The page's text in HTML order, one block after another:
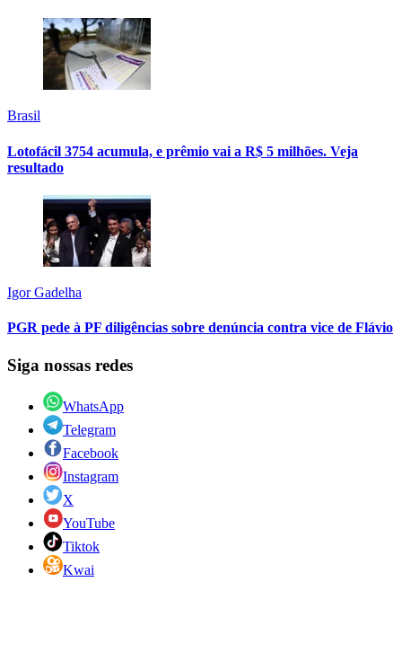
Brasil
Lotofácil 3754 acumula, e prêmio vai a R$ 5 milhões. Veja
resultado
Igor Gadelha
PGR pede à PF diligências sobre denúncia contra vice de Flávio
Siga nossas redes
WhatsApp
Telegram
Facebook
Instagram
X
YouTube
Tiktok
Kwai